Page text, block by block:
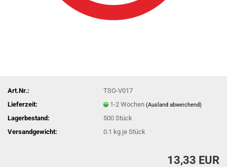
Art.Nr.:
TSO-V017
Lieferzeit:
1-2 Wochen(Ausland abweichend)
Lagerbestand: 500Stück
Versandgewicht:
0.1 kg je Stück
13,33 EUR